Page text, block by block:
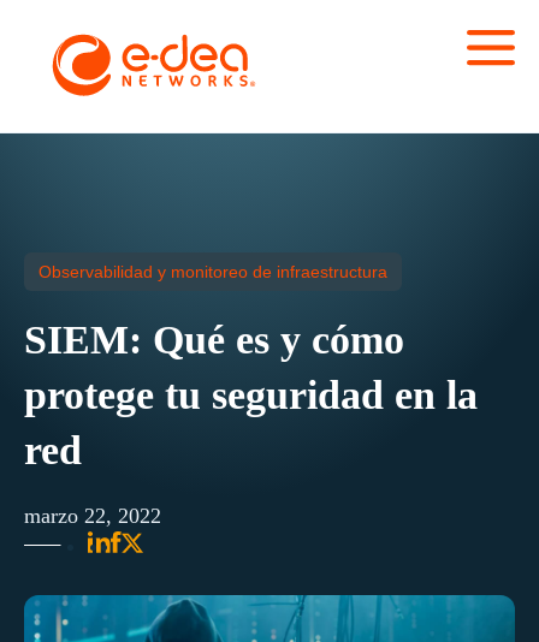
Observabilidad y monitoreo de infraestructura
SIEM: Qué es y cómo
protege tu seguridad en la
red
marzo 22, 2022